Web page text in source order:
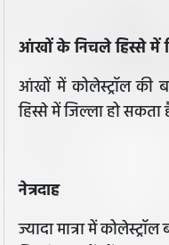
आंखों के निचले हिस्से में
आंखों में कोलेस्ट्रॉल की
हिस्से में जिल्ला हो सकता
नेत्रदाह
ज्यादा मात्रा में